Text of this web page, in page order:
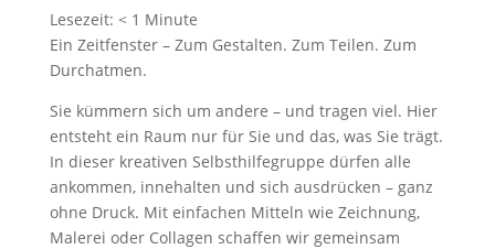
Lesezeit: < 1 Minute
Ein Zeitfenster – Zum Gestalten. Zum Teilen. Zum
Durchatmen.
Sie kümmern sich um andere – und tragen viel. Hier
entsteht ein Raum nur für Sie und das, was Sie trägt.
In dieser kreativen Selbsthilfegruppe dürfen alle
ankommen, innehalten und sich ausdrücken – ganz
ohne Druck. Mit einfachen Mitteln wie Zeichnung,
Malerei oder Collagen schaffen wir gemeinsam